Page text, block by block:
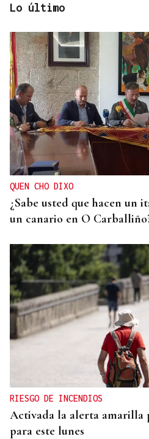
La
San
Lo último
QUEN CHO DIXO
¿Sabe usted que hacen un
un canario en O
RIESGO DE INCENDIOS
Activada la alerta amarilla
para este lunes